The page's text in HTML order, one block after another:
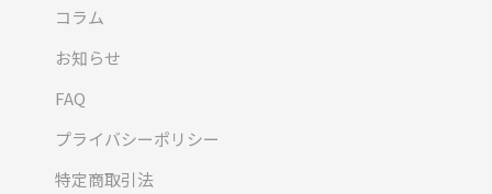
コラム
お知らせ
FAQ
プライバシーポリシー
特定商取引法